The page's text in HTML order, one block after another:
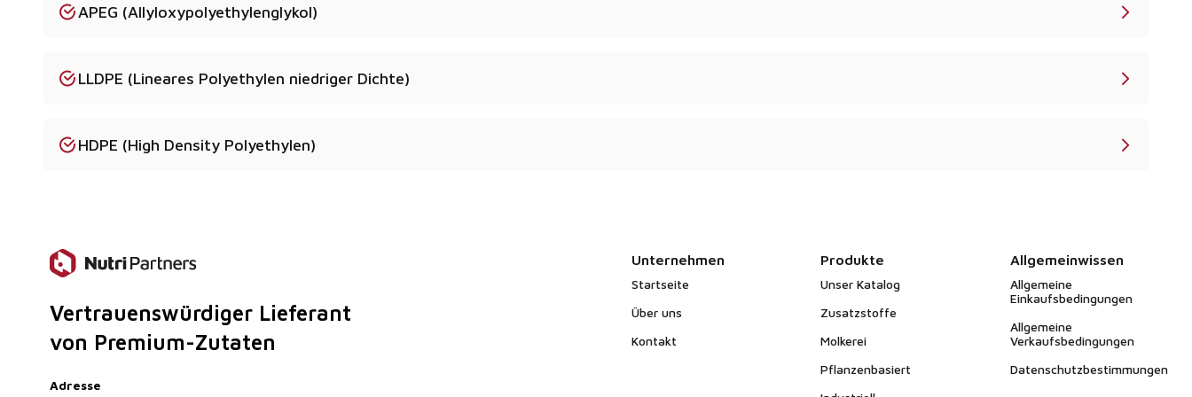
Ja - Sonderfarben und modifizierte Sorten sind auf Anfrage erhältlich.
Ja - Sicherheitsdatenblätter und COA-Dokumente können zur Verfügung
APEG (Allyloxypolyethylenglykol)
LLDPE (Lineares Polyethylen niedriger Dichte)
HDPE (High Density Polyethylen)
Vertrauenswürdiger Lieferant
von Premium-Zutaten
Adresse
Unternehmen
Startseite
Über uns
Kontakt
Produkte
Unser Katalog
Zusatzstoffe
Molkerei
Pflanzenbasiert
Allgemeinwissen
Allgemeine
Einkaufsbedingungen
Allgemeine
Verkaufsbedingungen
Datenschutzbestimmungen